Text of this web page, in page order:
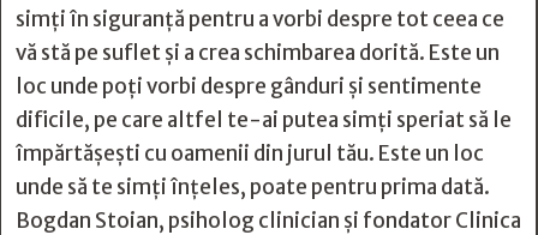
simți în siguranță pentru a vorbi despre tot ceea ce
vă stă pe suflet și a crea schimbarea dorită. Este un
loc unde poți vorbi despre gânduri și sentimente
dificile, pe care altfel te-ai putea simți speriat să le
împărtășești cu oamenii din jurul tău. Este un loc
unde să te simți înțeles, poate pentru prima dată.
Bogdan Stoian, psiholog clinician şi fondator Clinica